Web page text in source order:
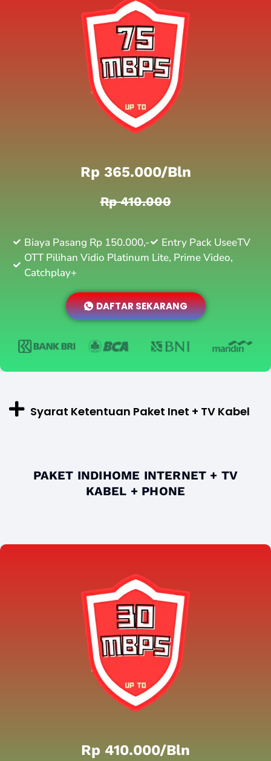
Rp 365.000/bln
Rp 410.000
Biaya Pasang Rp 150.000,-
Entry Pack UseeTV
OTT Pilihan Vidio Platinum Lite, Prime Video,
Catchplay+
DAFTAR SEKARANG
Syarat Ketentuan Paket Inet + TV Kabel
PAKET INDIHOME INTERNET + TV
KABEL + PHONE
Rp 410.000/bln